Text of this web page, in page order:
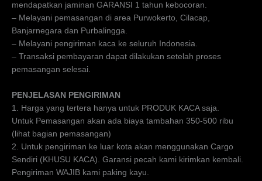
mendapatkan jaminan GARANSI 1 tahun kebocoran.
– Melayani pemasangan di area Purwokerto, Cilacap,
Banjarnegara dan Purbalingga.
– Melayani pengiriman kaca ke seluruh Indonesia.
– Transaksi pembayaran dapat dilakukan setelah proses
pemasangan selesai.
PENJELASAN PENGIRIMAN
1. Harga yang tertera hanya untuk PRODUK KACA saja.
Untuk Pemasangan akan ada biaya tambahan 350-500 ribu
(lihat bagian pemasangan)
2. Untuk pengiriman ke luar kota akan menggunakan Cargo
Sendiri (KHUSU KACA). Garansi pecah kami kirimkan kembali.
Pengiriman WAJIB kami paking kayu.